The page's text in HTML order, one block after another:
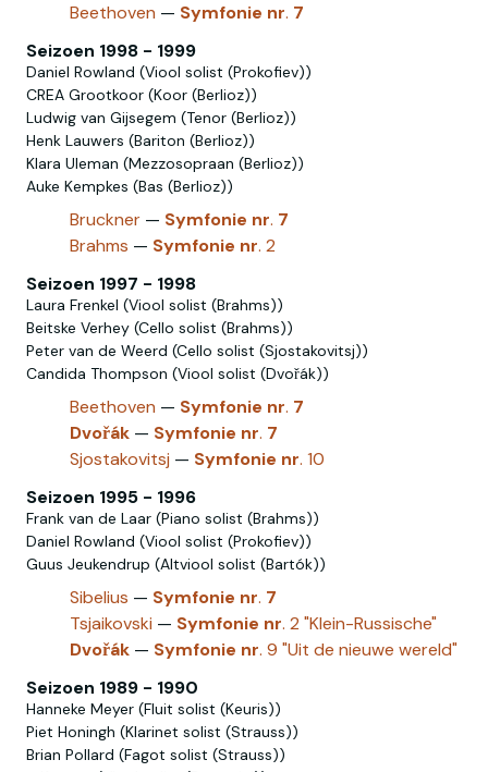
Beethoven — Symfonie nr. 7
Seizoen 1998 - 1999
Daniel Rowland (Viool solist (Prokofiev))
CREA Grootkoor (Koor (Berlioz))
Ludwig van Gijsegem (Tenor (Berlioz))
Henk Lauwers (Bariton (Berlioz))
Klara Uleman (Mezzosopraan (Berlioz))
Auke Kempkes (Bas (Berlioz))
Bruckner — Symfonie nr. 7
Brahms — Symfonie nr. 2
Seizoen 1997 - 1998
Laura Frenkel (Viool solist (Brahms))
Beitske Verhey (Cello solist (Brahms))
Peter van de Weerd (Cello solist (Sjostakovitsj))
Candida Thompson (Viool solist (Dvořák))
Beethoven — Symfonie nr. 7
Dvořák — Symfonie nr. 7
Sjostakovitsj — Symfonie nr. 10
Seizoen 1995 - 1996
Frank van de Laar (Piano solist (Brahms))
Daniel Rowland (Viool solist (Prokofiev))
Guus Jeukendrup (Altviool solist (Bartók))
Sibelius — Symfonie nr. 7
Tsjaikovski — Symfonie nr. 2 "Klein-Russische"
Dvořák — Symfonie nr. 9 "Uit de nieuwe wereld"
Seizoen 1989 - 1990
Hanneke Meyer (Fluit solist (Keuris))
Piet Honingh (Klarinet solist (Strauss))
Brian Pollard (Fagot solist (Strauss))